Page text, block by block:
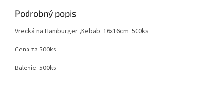
Podrobný popis
Vrecká na Hamburger ,Kebab 16x16cm 500ks
Cena za 500ks
Balenie 500ks